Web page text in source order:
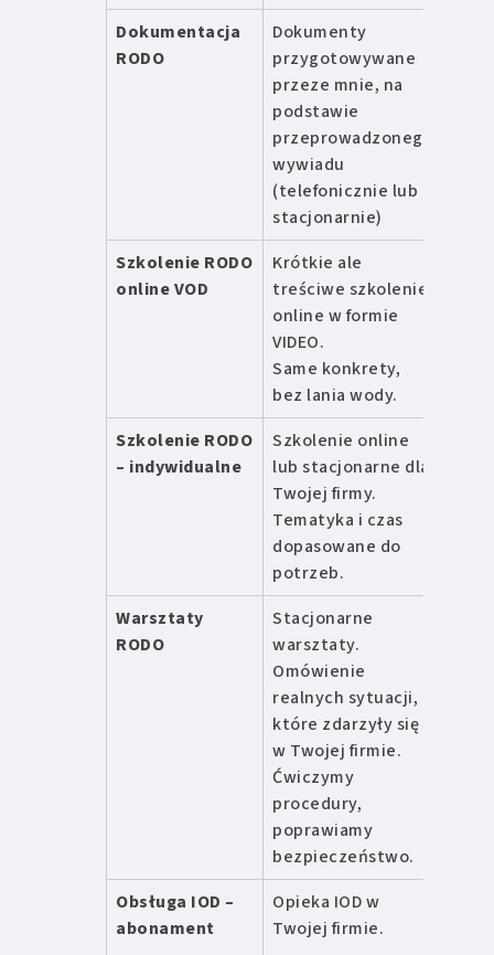
Dokumentacja
RODO
Dokumenty
przygotowywane
przeze mnie, na
podstawie
przeprowadzonego
wywiadu
(telefonicznie lub
stacjonarnie)
Szkolenie RODO
online VOD
Krótkie ale
treściwe szkolenie
online w formie
VIDEO.
Same konkrety,
bez lania wody.
Szkolenie RODO
– indywidualne
Szkolenie online
lub stacjonarne dla
Twojej firmy.
Tematyka i czas
dopasowane do
potrzeb.
Warsztaty
RODO
Stacjonarne
warsztaty.
Omówienie
realnych sytuacji,
które zdarzyły się
w Twojej firmie.
Ćwiczymy
procedury,
poprawiamy
bezpieczeństwo.
Obsługa IOD –
abonament
Opieka IOD w
Twojej firmie.